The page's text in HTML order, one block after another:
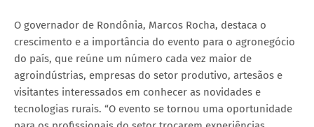
O governador de Rondônia, Marcos Rocha, destaca o
crescimento e a importância do evento para o agronegócio
do país, que reúne um número cada vez maior de
agroindústrias, empresas do setor produtivo, artesãos e
visitantes interessados em conhecer as novidades e
tecnologias rurais. “O evento se tornou uma oportunidade